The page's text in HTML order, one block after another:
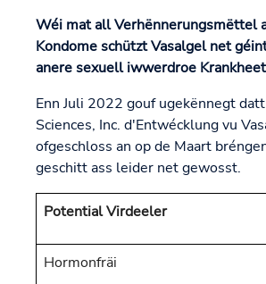
Wéi mat all Verhënnerungsmëttel
Kondome schützt Vasalgel net
anere sexuell iwwerdroe
Enn Juli 2022 gouf ugekënnegt
Sciences, Inc. d'Entwécklung vu
ofgeschloss an op de Maart
geschitt ass leider net gewosst.
Potential Virdeeler
Hormonfräi